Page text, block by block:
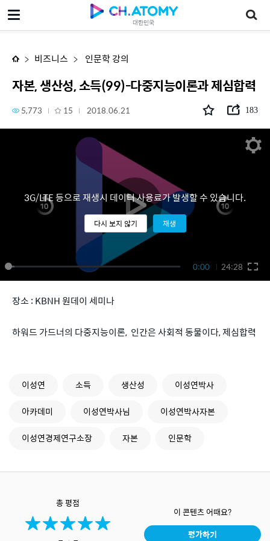
대한민국
자본, 생산성, 소득(99)-다중지능이론과 제심합력
비즈니스 인문학 강의
자본, 생산성, 소득(99)-다중지능이론과 제심합력
5,773 15 2018.06.21 183
0:00 24:28
3G/LTE 등으로 재생시 데이터 사용료가 발생할 수 있습니다.
다시 보지 않기 재생
장소 : KBNH 원데이 세미나
하워드 가드너의 다중지능이론, 인간은 사회적 동물이다, 제심합력
이성연 소득 생산성
이성연박사
아카데미
이성연박사님
이성연박사자본
이성연경제연구소장
자본 인문학
총 평점
이 콘텐츠 어때요?
평가하기